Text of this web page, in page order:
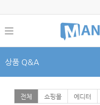
상품 Q&A
전체 쇼핑몰 에디터